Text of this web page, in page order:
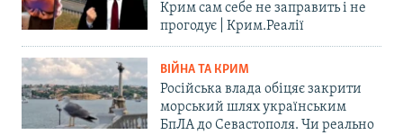
Крим сам себе не заправить і не
прогодує | Крим.Реалії
ВІЙНА ТА КРИМ
Російська влада обіцяє закрити
морський шлях українським
БпЛА до Севастополя. Чи реально